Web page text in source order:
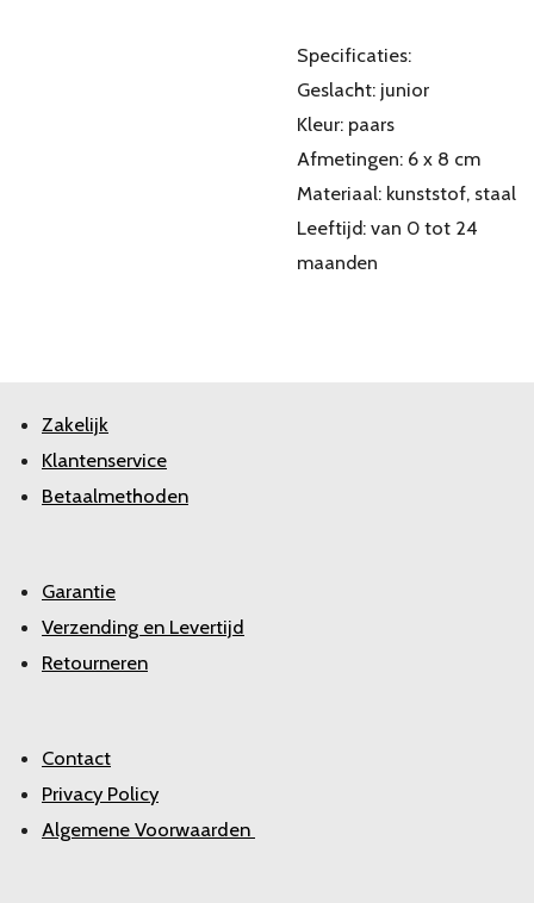
Specificaties:
Geslacht: junior
Kleur: paars
Afmetingen: 6 x 8 cm
Materiaal: kunststof, staal
Leeftijd: van 0 tot 24
maanden
Zakelijk
Klantenservice
Betaalmethoden
Garantie
Verzending en Levertijd
Retourneren
Contact
Privacy Policy
Algemene Voorwaarden